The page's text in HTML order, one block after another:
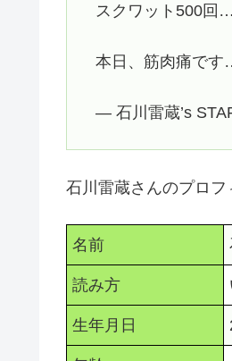
スクワット500回…
本日、筋肉痛で
— 石川雷蔵’s
石川雷蔵さんのプロフ
名前
読み方
生年月日